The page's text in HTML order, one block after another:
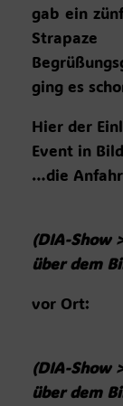
gab ein
ging es
Hier der
Event in
…die
(DIA-Show
über dem
vor Ort:
(DIA-Show
über dem